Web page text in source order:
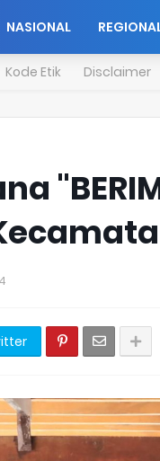
NASIONAL
Kode Etik Disclaimer